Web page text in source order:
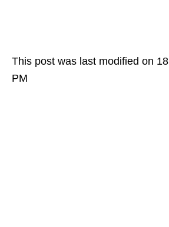
This post was last modified on
PM